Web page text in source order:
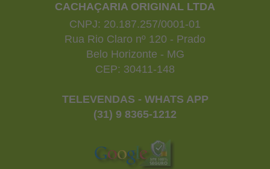
CACHAÇARIA ORIGINAL LTDA
CNPJ: 20.187.257/0001-01
Rua Rio Claro nº 120 - Prado
Belo Horizonte - MG
CEP: 30411-148
TELEVENDAS - WHATS APP
(31) 9 8365-1212